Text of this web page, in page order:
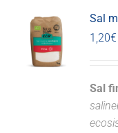
Sal
1,20€
Sal